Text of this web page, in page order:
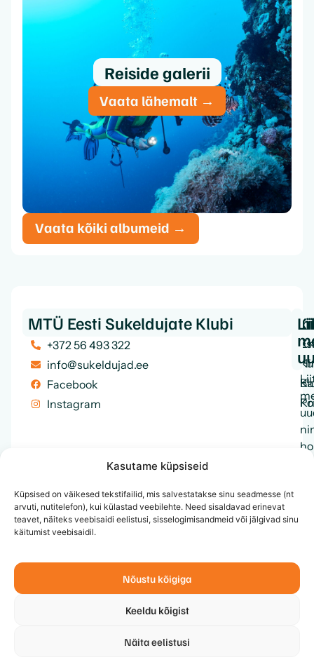
Kasutame küpsiseid
Küpsised on väikesed tekstifailid, mis salvestatakse sinu seadmesse (nt
arvuti, nutitelefon), kui külastad veebilehte. Need sisaldavad erinevat
teavet, näiteks veebisaidi eelistusi, sisselogimisandmeid või jälgivad sinu
käitumist veebisaidil.
Nõustu kõigiga
Keeldu kõigist
Näita eelistusi
Reiside galerii
Vaata lähemalt →
Vaata kõiki albumeid →
MTÜ Eesti Sukeldujate Klubi
+372 56 493 322
info@sukeldujad.ee
Facebook
Instagram